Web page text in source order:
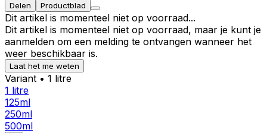
Delen
Productblad
Dit artikel is momenteel niet op voorraad...
Dit artikel is momenteel niet op voorraad, maar je kunt je
aanmelden om een melding te ontvangen wanneer het
weer beschikbaar is.
Laat het me weten
Variant • 1 litre
1 litre
125ml
250ml
500ml